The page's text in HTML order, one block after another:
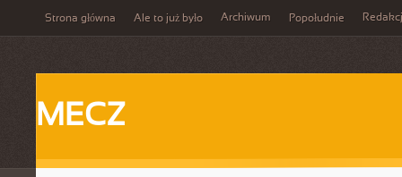
Strona główna Ale to już było Archiwum Popołudnie
MECZ